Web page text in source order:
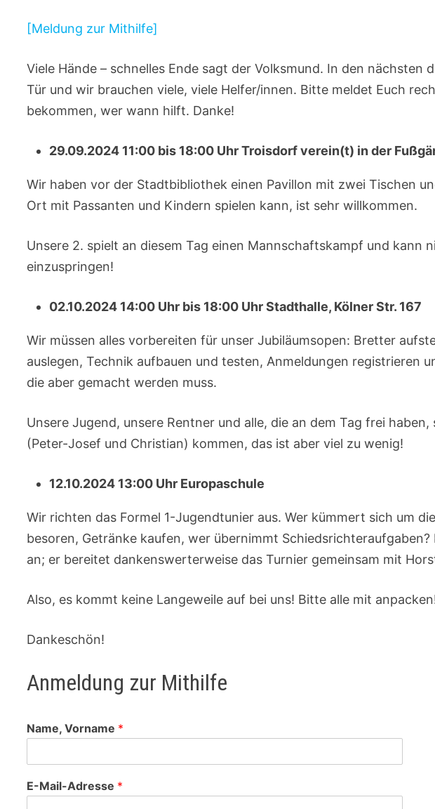
[Meldung zur Mithilfe]
Viele Hände – schnelles Ende sagt der Volksmund. In den nächsten
Tür und wir brauchen viele, viele Helfer/innen. Bitte meldet Euch
bekommen, wer wann hilft. Danke!
29.09.2024 11:00 bis 18:00 Uhr Troisdorf verein(t) in der
Wir haben vor der Stadtbibliothek einen Pavillon mit zwei Tischen
Ort mit Passanten und Kindern spielen kann, ist sehr willkommen.
Unsere 2. spielt an diesem Tag einen Mannschaftskampf und kann
einzuspringen!
02.10.2024 14:00 Uhr bis 18:00 Uhr Stadthalle, Kölner Str. 167
Wir müssen alles vorbereiten für unser Jubiläumsopen: Bretter
auslegen, Technik aufbauen und testen, Anmeldungen registrieren
die aber gemacht werden muss.
Unsere Jugend, unsere Rentner und alle, die an dem Tag frei
(Peter-Josef und Christian) kommen, das ist aber viel zu wenig!
12.10.2024 13:00 Uhr Europaschule
Wir richten das Formel 1-Jugendtunier aus. Wer kümmert sich um
besoren, Getränke kaufen, wer übernimmt
an; er bereitet dankenswerterweise das Turnier gemeinsam mit
Also, es kommt keine Langeweile auf bei uns! Bitte alle mit
Dankeschön!
Anmeldung zur Mithilfe
a
u
h
o
Name, Vorname *
E-Mail-Adresse *